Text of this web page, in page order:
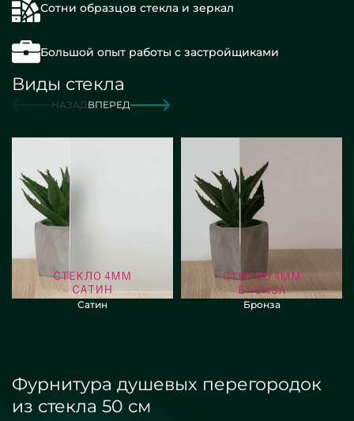
Сотни образцов стекла и зеркал
Большой опыт работы с застройщиками
Виды стекла
НАЗАДВПЕРЕД
Сатин Бронза
Фурнитура душевых перегородок
из стекла 50 см